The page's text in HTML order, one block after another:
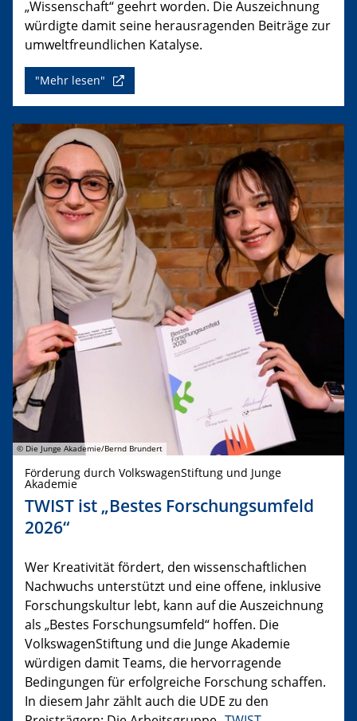
„Wissenschaft“ geehrt worden. Die Auszeichnung
würdigte damit seine herausragenden Beiträge zur
umweltfreundlichen Katalyse.
"Mehr lesen"
© Die Junge Akademie/Bernd Brundert
Förderung durch VolkswagenStiftung und Junge
Akademie
TWIST ist „Bestes Forschungsumfeld
2026“
Wer Kreativität fördert, den wissenschaftlichen
Nachwuchs unterstützt und eine offene, inklusive
Forschungskultur lebt, kann auf die Auszeichnung
als „Bestes Forschungsumfeld“ hoffen. Die
VolkswagenStiftung und die Junge Akademie
würdigen damit Teams, die hervorragende
Bedingungen für erfolgreiche Forschung schaffen.
In diesem Jahr zählt auch die UDE zu den